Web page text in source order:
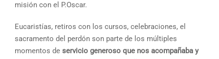
misión con el P.Oscar.
Eucaristías, retiros con los cursos, celebraciones, el
sacramento del perdón son parte de los múltiples
momentos de servicio generoso que nos acompañaba y